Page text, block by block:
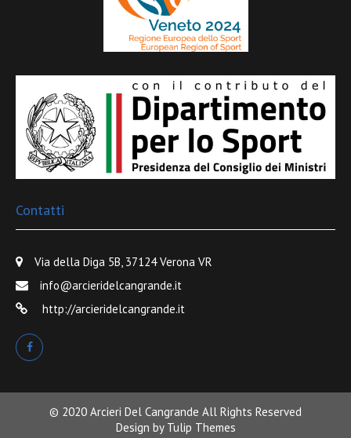
Contatti
Via della Diga 5B, 37124 Verona VR
info@arcieridelcangrande.it
http://arcieridelcangrande.it
© 2020 Arcieri Del Cangrande All Rights Reserved
Design by Tulip Themes